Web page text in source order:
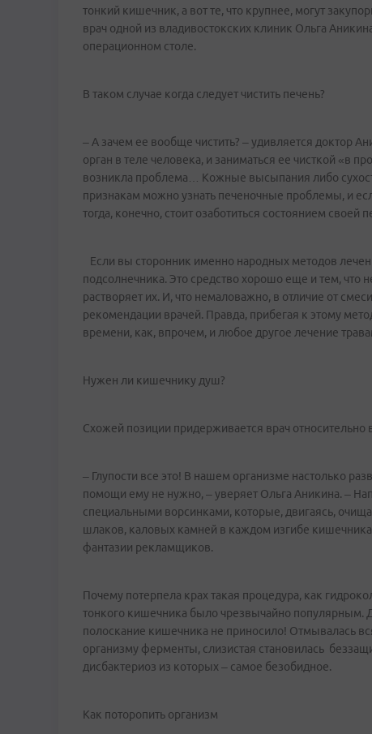
тонкий кишечник, а вот те, что крупнее, могут
врач одной из владивостокских клиник Ольга
операционном столе.
В таком случае когда следует чистить печень?
– А зачем ее вообще чистить? – удивляется доктор
орган в теле человека, и заниматься ее чисткой «в
возникла проблема… Кожные высыпания либо
признакам можно узнать печеночные проблемы, и
тогда, конечно, стоит озаботиться состоянием своей
Если вы сторонник именно народных методов
подсолнечника. Это средство хорошо еще и тем, что
растворяет их. И, что немаловажно, в отличие от
рекомендации врачей. Правда, прибегая к этому
времени, как, впрочем, и любое другое лечение
Нужен ли кишечнику душ?
Схожей позиции придерживается врач относительно
– Глупости все это! В нашем организме настолько
помощи ему не нужно, – уверяет Ольга Аникина. –
специальными ворсинками, которые, двигаясь,
шлаков, каловых камней в каждом изгибе
фантазии рекламщиков.
Почему потерпела крах такая процедура, как
тонкого кишечника было чрезвычайно популярным.
полоскание кишечника не приносило! Отмывалась
организму ферменты, слизистая становилась
дисбактериоз из которых – самое безобидное.
Как поторопить организм